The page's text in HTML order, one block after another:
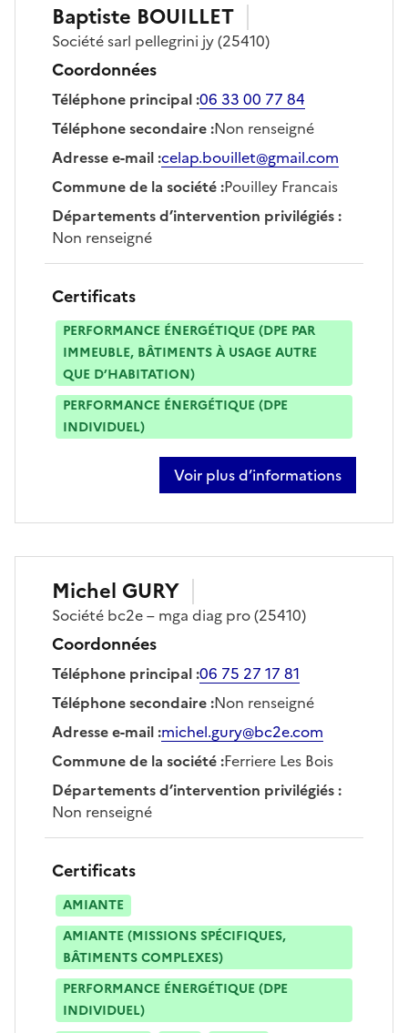
Baptiste BOUILLET
Sociétésarl pellegrini jy(25410)
Coordonnées
Téléphone principal:06 33 00 77 84
Téléphone secondaire:Non renseigné
Adresse e-mail:celap.bouillet@gmail.com
Commune de la société:Pouilley Francais
Départements d’intervention privilégiés:
Non renseigné
Certificats
PERFORMANCE ÉNERGÉTIQUE (DPE PAR
IMMEUBLE, BÂTIMENTS À USAGE AUTRE
QUE D’HABITATION)
PERFORMANCE ÉNERGÉTIQUE (DPE
INDIVIDUEL)
Voir plus d’informations
sur baptiste bouillet
Michel GURY
Société bc2e – mga diag pro(25410)
Coordonnées
Téléphone principal:06 75 27 17 81
Téléphone secondaire:Non renseigné
Adresse e-mail:michel.gury@bc2e.com
Commune de la société:Ferriere Les Bois
Départements d’intervention privilégiés:
Non renseigné
Certificats
AMIANTE
AMIANTE (MISSIONS SPÉCIFIQUES,
BÂTIMENTS COMPLEXES)
PERFORMANCE ÉNERGÉTIQUE (DPE
INDIVIDUEL)